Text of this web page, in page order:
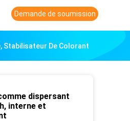
Demande de soumission
Stabilisateur De Colorant
dispersant
interne et